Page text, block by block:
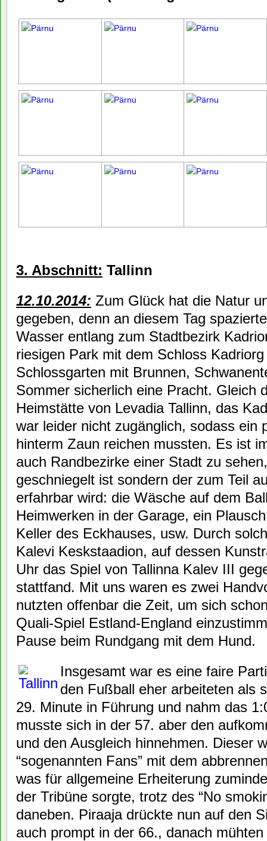
3. Abschnitt: Tallinn
12.10.2014: Zum Glück hat die Natur
gegeben, denn an diesem Tag
Wasser entlang zum Stadtbezirk
riesigen Park mit dem Schloss
Schlossgarten mit Brunnen,
Sommer sicherlich eine Pracht. Gleich
Heimstätte von Levadia Tallinn, das
war leider nicht zugänglich, sodass ein
hinterm Zaun reichen mussten. Es ist
auch Randbezirke einer Stadt zu
geschniegelt ist sondern der zum Teil
erfahrbar wird: die Wäsche auf dem
Heimwerken in der Garage, ein
Keller des Eckhauses, usw. Durch
Kalevi Keskstaadion, auf dessen
Uhr das Spiel von Tallinna Kalev III
stattfand. Mit uns waren es zwei
nutzten offenbar die Zeit, um sich
Quali-Spiel Estland-England
Pause beim Rundgang mit dem Hund.
Insgesamt war es eine faire
den Fußball eher arbeiteten als
29. Minute in Führung und nahm das
musste sich in der 57. aber den
und den Ausgleich hinnehmen. Dieser
“sogenannten Fans” mit dem
was für allgemeine Erheiterung
der Tribüne sorgte, trotz des “No
daneben. Piraaja drückte nun auf den
auch prompt in der 66., danach